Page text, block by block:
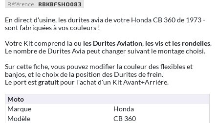
Référence : RBKBFSHO083
En direct d'usine, les durites avia de votre Honda CB 360 de 1973 -
sont fabriquées à vos couleurs !
Votre Kit comprend la ou les Durites Aviation, les viset les rondelles.
Le nombre de Durites Avia peut changer suivant le montage choisi.
Sur cette fiche, vous pouvez modifier la couleur des flexibles et
banjos, et le choix de la position des Durites de frein.
Le port estgratuit pour l'achat d'un Kit Avant+Arrière.
Moto
Marque
Honda
Modèle
CB 360